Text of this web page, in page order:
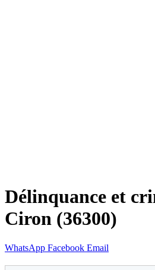
Délinquance et
Ciron (36300)
WhatsApp Facebook Email